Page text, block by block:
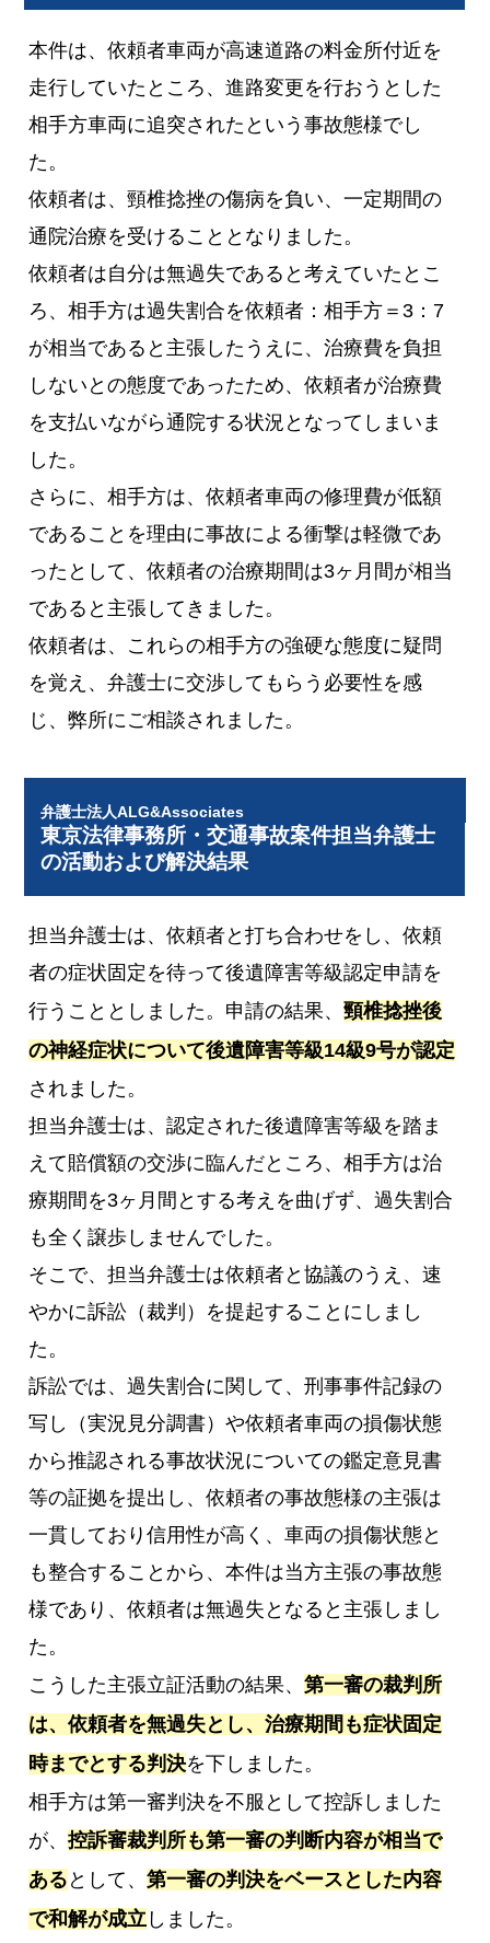
本件は、依頼者車両が高速道路の料金所付近を
走行していたところ、進路変更を行おうとした
相手方車両に追突されたという事故態様でし
た。
依頼者は、頸椎捻挫の傷病を負い、一定期間の
通院治療を受けることとなりました。
依頼者は自分は無過失であると考えていたとこ
ろ、相手方は過失割合を依頼者：相手方＝3：7
が相当であると主張したうえに、治療費を負担
しないとの態度であったため、依頼者が治療費
を支払いながら通院する状況となってしまいま
した。
さらに、相手方は、依頼者車両の修理費が低額
であることを理由に事故による衝撃は軽微であ
ったとして、依頼者の治療期間は3ヶ月間が相当
であると主張してきました。
依頼者は、これらの相手方の強硬な態度に疑問
を覚え、弁護士に交渉してもらう必要性を感
じ、弊所にご相談されました。
弁護士法人ALG&Associates
東京法律事務所・交通事故案件担当弁護士
の活動および解決結果
担当弁護士は、依頼者と打ち合わせをし、依頼
者の症状固定を待って後遺障害等級認定申請を
行うこととしました。申請の結果、頸椎捻挫後
の神経症状について後遺障害等級14級9号が認定
されました。
担当弁護士は、認定された後遺障害等級を踏ま
えて賠償額の交渉に臨んだところ、相手方は治
療期間を3ヶ月間とする考えを曲げず、過失割合
も全く譲歩しませんでした。
そこで、担当弁護士は依頼者と協議のうえ、速
やかに訴訟（裁判）を提起することにしまし
た。
訴訟では、過失割合に関して、刑事事件記録の
写し（実況見分調書）や依頼者車両の損傷状態
から推認される事故状況についての鑑定意見書
等の証拠を提出し、依頼者の事故態様の主張は
一貫しており信用性が高く、車両の損傷状態と
も整合することから、本件は当方主張の事故態
様であり、依頼者は無過失となると主張しまし
た。
こうした主張立証活動の結果、第一審の裁判所
は、依頼者を無過失とし、治療期間も症状固定
時までとする判決を下しました。
相手方は第一審判決を不服として控訴しました
が、控訴審裁判所も第一審の判断内容が相当で
ある として、第一審の判決をベースとした内容
で和解が成立 しました。